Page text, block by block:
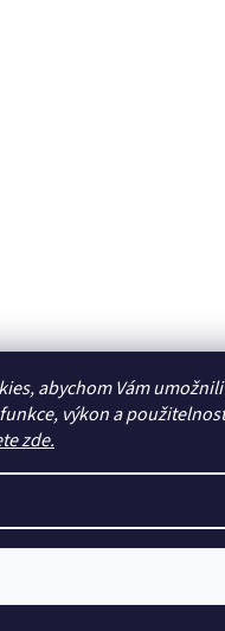
abychom Vám
výkon a
zde.